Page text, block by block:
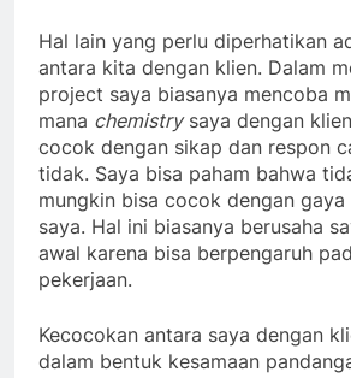
Hal lain yang perlu diperhatikan
antara kita dengan klien. Dalam
project saya biasanya mencoba
mana chemistrysaya dengan
cocok dengan sikap dan respon
tidak. Saya bisa paham bahwa
mungkin bisa cocok dengan
saya. Hal ini biasanya berusaha
awal karena bisa berpengaruh
pekerjaan.
Kecocokan antara saya dengan
dalam bentuk kesamaan